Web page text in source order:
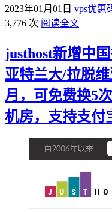
2023年01月01日 vps优惠
3,776 次 阅读全文
justhost新增中
亚特兰大/拉脱
月，可免费换5
机房，支持支付